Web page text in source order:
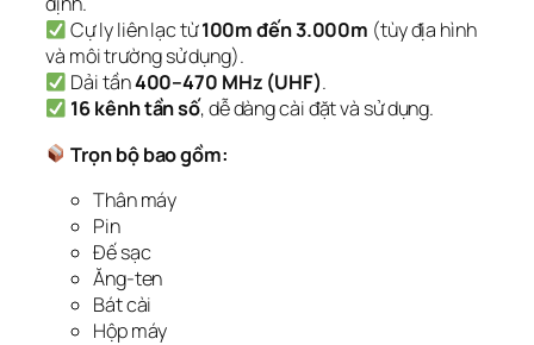
Cự ly liên lạc từ100m đến 3.000m (tùy địa hình
và môi trường sử dụng).
Dải tần400–470 MHz (UHF).
16 kênh tần số, dễ dàng cài đặt và sử dụng.
Trọn bộ bao gồm:
Thân máy
Pin
Đế sạc
Ăng-ten
Bát cài
Hộp máy